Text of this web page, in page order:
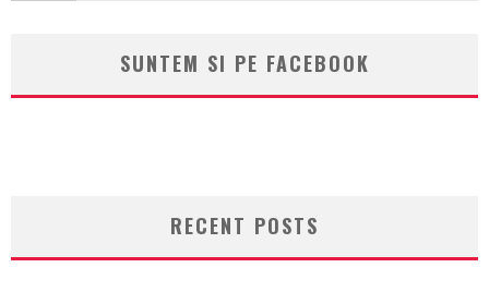
SUNTEM SI PE FACEBOOK
RECENT POSTS